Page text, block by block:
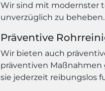
Wir sind mit modernster
unverzüglich zu beheben.
Präventive
Wir bieten auch
präventiven
sie jederzeit reibungslos